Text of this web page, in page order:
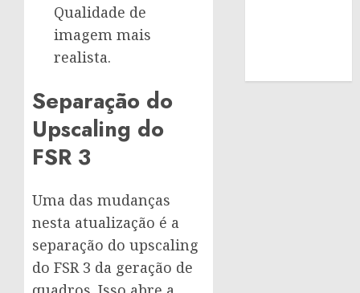
Qualidade de
imagem mais
realista.
Separação do
Upscaling do
FSR 3
Uma das mudanças
nesta atualização é a
separação do upscaling
do FSR 3 da geração de